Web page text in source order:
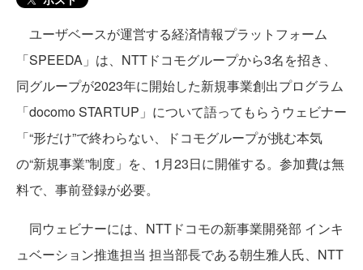
ユーザベースが運営する経済情報プラットフォーム
「SPEEDA」は、NTTドコモグループから3名を招き、
同グループが2023年に開始した新規事業創出プログラム
「docomo STARTUP」について語ってもらうウェビナー
「“形だけ”で終わらない、ドコモグループが挑む本気
の“新規事業”制度」を、1月23日に開催する。参加費は無
料で、事前登録が必要。
同ウェビナーには、NTTドコモの新事業開発部 インキ
ュベーション推進担当 担当部長である朝生雅人氏、NTT